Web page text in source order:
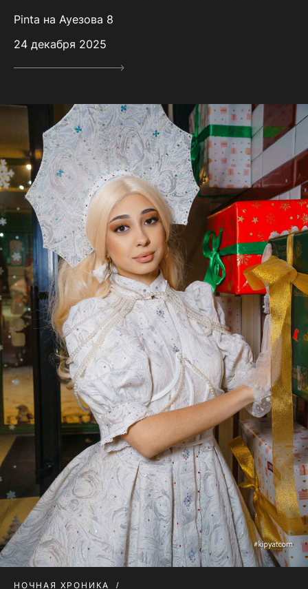
Pinta на Ауезова 8
24 декабря 2025
НОЧНАЯ ХРОНИКА